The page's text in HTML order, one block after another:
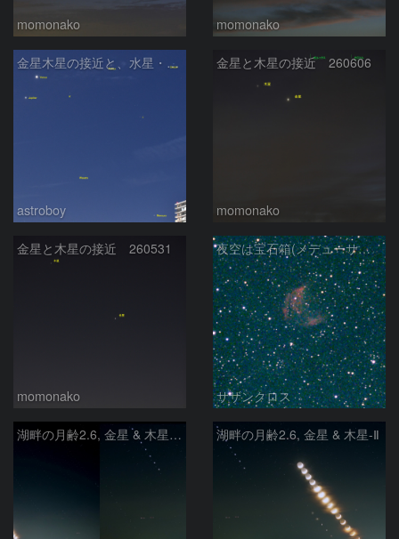
momonako momonako
金星木星の接近と、水星・ふたご座
astroboy
金星と木星の接近 260606
momonako
金星と木星の接近 260531
momonako
夜空は宝石箱(メデューサ星雲 SH2-274) Seestar50
サザンクロス
湖畔の月齢2.6, 金星 & 木星 - Ⅲ 湖畔の月齢2.6, 金星 & 木星-Ⅱ